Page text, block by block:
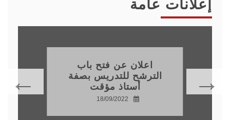
إعلانات عامة
اعلان عن فتح باب
الترشح للتدريس بصفة
أستاذ مؤقت
18/09/2022